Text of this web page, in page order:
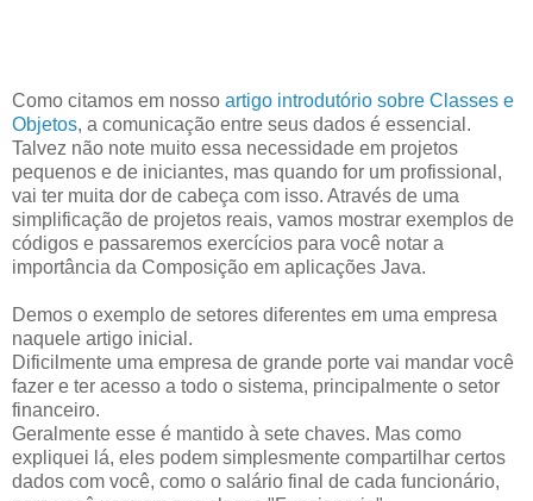
Como citamos em nosso artigo introdutório sobre Classes e
Objetos, a comunicação entre seus dados é essencial.
Talvez não note muito essa necessidade em projetos
pequenos e de iniciantes, mas quando for um profissional,
vai ter muita dor de cabeça com isso. Através de uma
simplificação de projetos reais, vamos mostrar exemplos de
códigos e passaremos exercícios para você notar a
importância da Composição em aplicações Java.
Demos o exemplo de setores diferentes em uma empresa
naquele artigo inicial.
Dificilmente uma empresa de grande porte vai mandar você
fazer e ter acesso a todo o sistema, principalmente o setor
financeiro.
Geralmente esse é mantido à sete chaves. Mas como
expliquei lá, eles podem simplesmente compartilhar certos
dados com você, como o salário final de cada funcionário,